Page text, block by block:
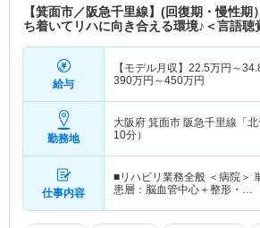
【箕面市／阪急千里線】(回復期・慢性
ち着いてリハに向き合える環境♪＜言語聴
給与
【モデル月収】 22.5万円～
390万円～450万円
勤務地
大阪府 箕面市 阪急千里線「
10分）
仕事内容
■リハビリ業務全般 ＜病院＞
患層：脳血管中心＋整形・…